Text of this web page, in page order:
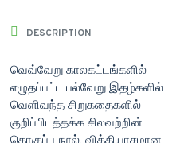
DESCRIPTION
வெவ்வேறு காலகட்டங்களில்
எழுதப்பட்ட பல்வேறு இதழ்களில்
வெளிவந்த சிறுகதைகளில்
குறிப்பிடத்தக்க சிலவற்றின்
தொகுப்பு நூல். வித்தியாசமான